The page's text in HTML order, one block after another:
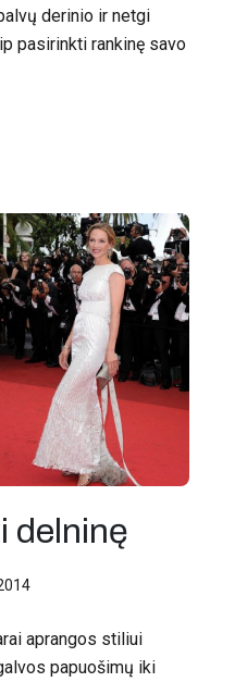
derinio ir netgi
pasirinkti rankinę savo
delninę
aprangos stiliui
papuošimų iki